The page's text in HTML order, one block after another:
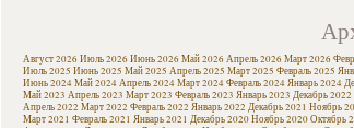
Август 2026 Июль 2026 Июнь 2026 Май 2026 Апрель 2026 Март 2026
Июль 2025 Июнь 2025 Май 2025 Апрель 2025 Март 2025 Февраль 2025
Июнь 2024Май 2024Апрель 2024Март 2024Февраль 2024Январь 2024
Май 2023 Апрель 2023 Март 2023 Февраль 2023 Январь 2023 Декабрь 2022
Апрель 2022 Март 2022 Февраль 2022 Январь 2022 Декабрь 2021 Ноябрь
Март 2021 Февраль 2021 Январь 2021 Декабрь 2020Ноябрь 2020Октябрь